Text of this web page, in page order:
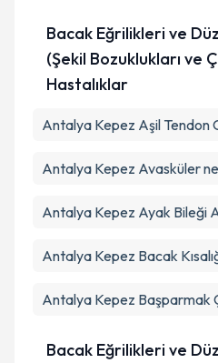
Bacak Eğrilikleri ve
(Şekil Bozuklukları ve
Hastalıklar
Antalya Kepez Aşil Tendon
Antalya Kepez Avasküler
Antalya Kepez Ayak Bileği
Antalya Kepez Bacak
Antalya Kepez Başparmak
Bacak Eğrilikleri ve